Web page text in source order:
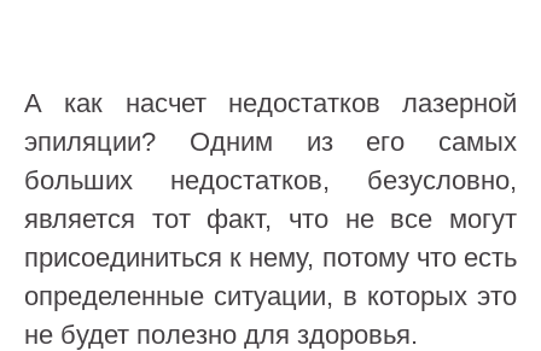
А как насчет недостатков лазерной
эпиляции? Одним из его самых
больших недостатков, безусловно,
является тот факт, что не все могут
присоединиться к нему, потому что есть
определенные ситуации, в которых это
не будет полезно для здоровья.